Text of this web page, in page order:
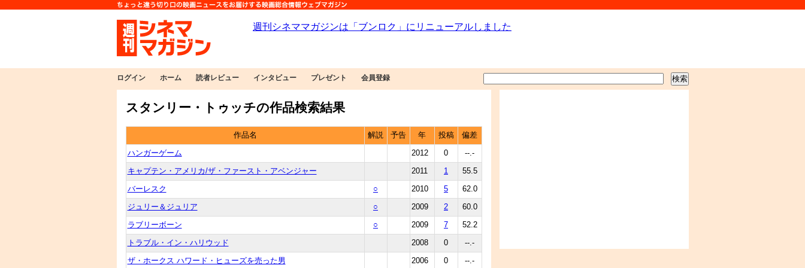
ログイン ホーム 読者レビュー インタビュー プレゼント 会員登録
スタンリー・トゥッチの作品検索結果
作品名 解説 予告 年 投稿 偏差
ハンガーゲーム 2012 0 --.-
キャプテン・アメリカ/ザ・ファースト・アベンジャー 2011 1 55.5
バーレスク ○ 2010 5 62.0
ジュリー＆ジュリア ○ 2009 2 60.0
ラブリーボーン ○ 2009 7 52.2
トラブル・イン・ハリウッド 2008 0 --.-
ザ・ホークス ハワード・ヒューズを売った男 2006 0 --.-